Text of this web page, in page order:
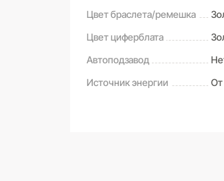
Цвет браслета/ремешка
Цвет циферблата
Автоподзавод
Источник энергии
От